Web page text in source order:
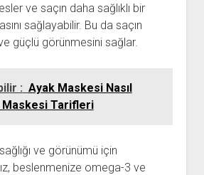
ve saçın daha sağlıklı bir
sağlayabilir. Bu da saçın
güçlü görünmesini sağlar.
: Ayak Maskesi Nasıl
Maskesi Tarifleri
ve görünümü için
beslenmenize omega-3 ve